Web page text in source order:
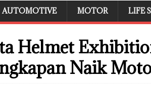
AUTOMOTIVE MOTOR LIFE
Helmet
Naik